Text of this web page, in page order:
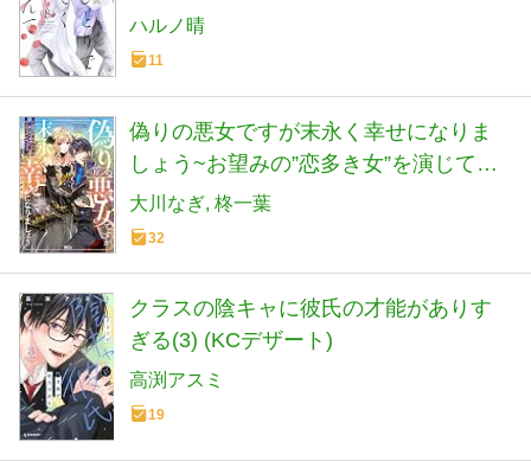
ハルノ晴
11
偽りの悪女ですが末永く幸せになりま
しょう~お望みの”恋多き女”を演じてい
るのに夫の様子がおかしい~(3) (KCx)
大川なぎ 柊一葉
32
クラスの陰キャに彼氏の才能がありす
ぎる(3) (KCデザート)
高渕アスミ
19